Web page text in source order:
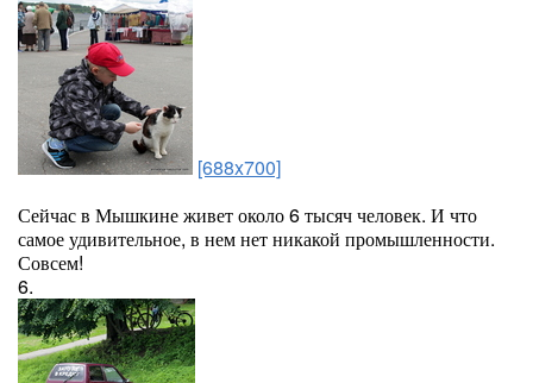
[688x700]
Сейчас в Мышкине живет около 6 тысяч человек. И что
самое удивительное, в нем нет никакой промышленности.
Совсем!
6.